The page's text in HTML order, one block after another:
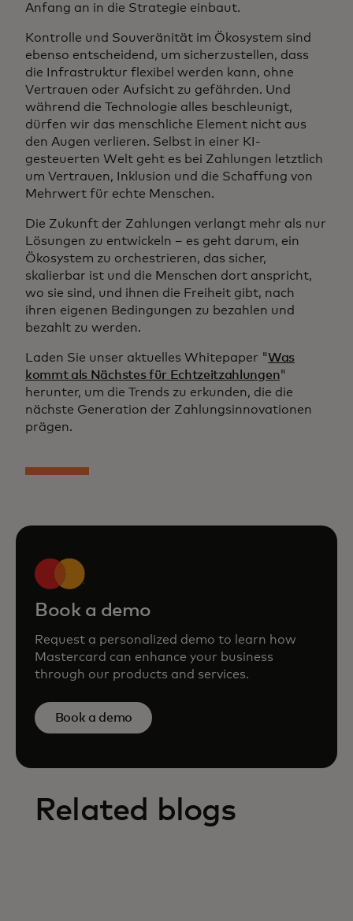
Anfang an in die Strategie einbaut.
Kontrolle und Souveränität im Ökosystem sind
ebenso entscheidend, um sicherzustellen, dass
die Infrastruktur flexibel werden kann, ohne
Vertrauen oder Aufsicht zu gefährden. Und
während die Technologie alles beschleunigt,
dürfen wir das menschliche Element nicht aus
den Augen verlieren. Selbst in einer KI-
gesteuerten Welt geht es bei Zahlungen letztlich
um Vertrauen, Inklusion und die Schaffung von
Mehrwert für echte Menschen.
Die Zukunft der Zahlungen verlangt mehr als nur
Lösungen zu entwickeln – es geht darum, ein
Ökosystem zu orchestrieren, das sicher,
skalierbar ist und die Menschen dort anspricht,
wo sie sind, und ihnen die Freiheit gibt, nach
ihren eigenen Bedingungen zu bezahlen und
bezahlt zu werden.
Laden Sie unser aktuelles Whitepaper "Was
kommt als Nächstes für Echtzeitzahlungen"
herunter, um die Trends zu erkunden, die die
nächste Generation der Zahlungsinnovationen
prägen.
Book a demo
Request a personalized demo to learn how
Mastercard can enhance your business
through our products and services.
Book a demo
Related blogs